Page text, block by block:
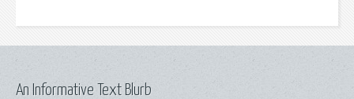
An Informative Text Blurb